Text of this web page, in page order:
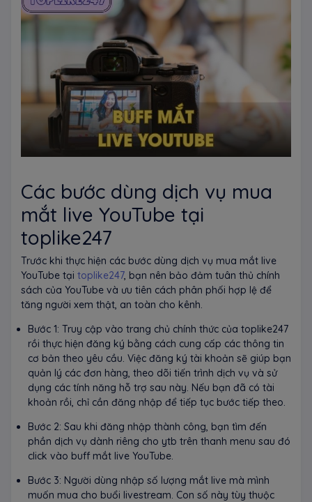
Các bước dùng dịch vụ mua
mắt live YouTube tại
toplike247
Trước khi thực hiện các bước dùng dịch vụ mua mắt live
YouTube tại toplike247, bạn nên bảo đảm tuân thủ chính
sách của YouTube và ưu tiên cách phân phối hợp lệ để
tăng người xem thật, an toàn cho kênh.
Bước 1: Truy cập vào trang chủ chính thức của toplike247
rồi thực hiện đăng ký bằng cách cung cấp các thông tin
cơ bản theo yêu cầu. Việc đăng ký tài khoản sẽ giúp bạn
quản lý các đơn hàng, theo dõi tiến trình dịch vụ và sử
dụng các tính năng hỗ trợ sau này. Nếu bạn đã có tài
khoản rồi, chỉ cần đăng nhập để tiếp tục bước tiếp theo.
Bước 2: Sau khi đăng nhập thành công, bạn tìm đến
phần dịch vụ dành riêng cho ytb trên thanh menu sau đó
click vào buff mắt live YouTube.
Bước 3: Người dùng nhập số lượng mắt live mà mình
muốn mua cho buổi livestream. Con số này tùy thuộc